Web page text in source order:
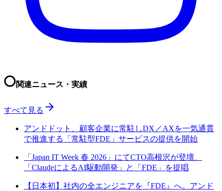
関連ニュース・実績
すべて見る
アンドドット、顧客企業に常駐しDX／AXを一気通貫
で推進する「常駐型FDE」サービスの提供を開始
「Japan IT Week 春 2026」にてCTO高根沢が登壇、
「ClaudeによるAI駆動開発」と「FDE」を提唱
【日本初】社内の全エンジニアを『FDE』へ。アンド